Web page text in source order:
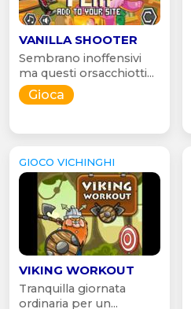
VANILLA SHOOTER
Sembrano inoffensivi
ma questi orsacchiotti...
Gioca
GIOCO VICHINGHI
VIKING WORKOUT
Tranquilla giornata
ordinaria per un...